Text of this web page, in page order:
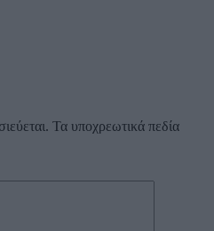
Τα υποχρεωτικά πεδία